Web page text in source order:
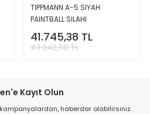
TIPPMANN A-5 SIYAH
PAINTBALL SILAHI
41.745,38 TL
43.942,50 TL
Kayıt Olun
haberdar olabilirsiniz.